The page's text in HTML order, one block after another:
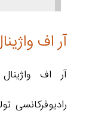
آر اف
آر اف
رادیوفرکانسی